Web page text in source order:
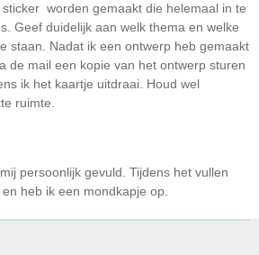
worden gemaakt die helemaal in te
Geef duidelijk aan welk thema en welke
staan. Nadat ik een ontwerp heb gemaakt
de mail een kopie van het ontwerp sturen
ik het kaartje uitdraai. Houd wel
ruimte.
persoonlijk gevuld. Tijdens het vullen
heb ik een mondkapje op.